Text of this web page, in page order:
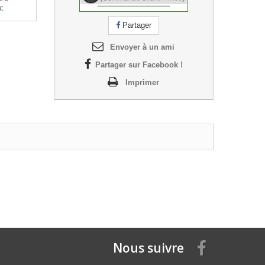
Partager
Envoyer à un ami
Partager sur Facebook !
Imprimer
Nous suivre